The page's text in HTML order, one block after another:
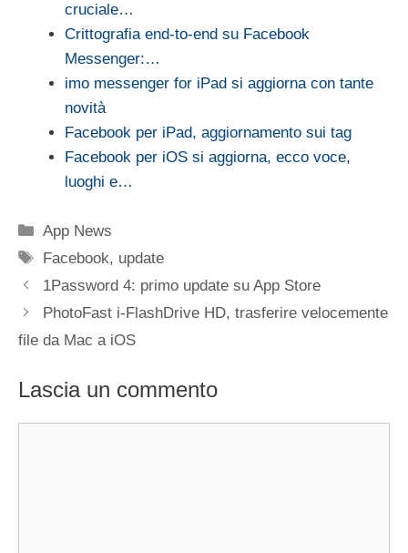
cruciale…
Crittografia end-to-end su Facebook
Messenger:…
imo messenger for iPad si aggiorna con tante
novità
Facebook per iPad, aggiornamento sui tag
Facebook per iOS si aggiorna, ecco voce,
luoghi e…
Categorie
App News
Tag
Facebook, update
1Password 4: primo update su App Store
PhotoFast i-FlashDrive HD, trasferire velocemente
file da Mac a iOS
Lascia un commento